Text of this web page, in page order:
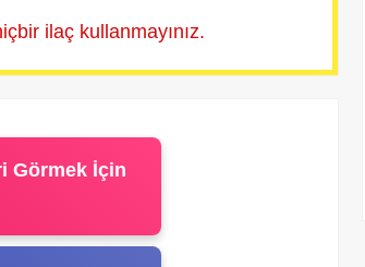
ilaç kullanmayınız.
Görmek İçin